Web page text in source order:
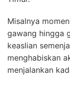
Misalnya
gawang hingga
keaslian
menghabiskan
menjalankan